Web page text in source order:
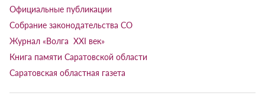
Официальные публикации
Собрание законодательства СО
Журнал «Волга XXI век»
Книга памяти Саратовской области
Саратовская областная газета